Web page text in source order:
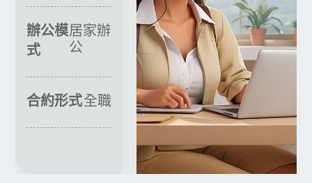
辦公模
式
居家辦
公
合約形式全職